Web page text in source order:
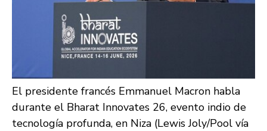
El presidente francés Emmanuel Macron habla
durante el Bharat Innovates 26, evento indio de
tecnología profunda, en Niza (Lewis Joly/Pool vía